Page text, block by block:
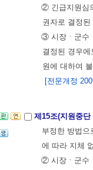
② 긴급지원심
권자로 결정
③ 시장ㆍ군수
결정된 경우
원에 대하여
[전문개정
제15조(지원중
부정한 방법
에 따라 지체
② 시장ㆍ군수